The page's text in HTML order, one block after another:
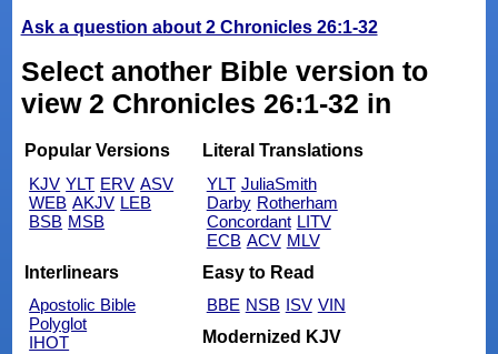
Ask a question about 2 Chronicles 26:1-32
Select another Bible version to
view 2 Chronicles 26:1-32 in
Popular Versions
KJV YLT ERV ASV
WEB AKJV LEB
BSB MSB
Literal Translations
YLT JuliaSmith
Darby Rotherham
Concordant LITV
ECB ACV MLV
Interlinears
Apostolic Bible
Polyglot
IHOT
Easy to Read
BBE NSB ISV VIN
Modernized KJV